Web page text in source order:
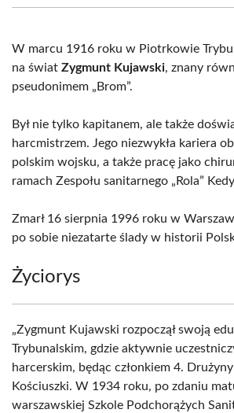
(Twitter)
W marcu 1916 roku w Piotrkowie
na świat Zygmunt Kujawski, znany
pseudonimem „Brom”.
Był nie tylko kapitanem, ale także
harcmistrzem. Jego niezwykła kariera
polskim wojsku, a także pracę jako
ramach Zespołu sanitarnego „Rola”
Zmarł 16 sierpnia 1996 roku w
po sobie niezatarte ślady w historii
Życiorys
„Zygmunt Kujawski rozpoczął swoją
Trybunalskim, gdzie aktywnie
harcerskim, będąc członkiem 4.
Kościuszki. W 1934 roku, po zdaniu
warszawskiej Szkole Podchorążych